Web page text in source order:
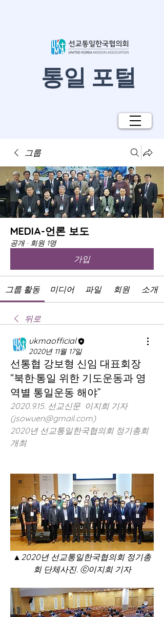
​통일 포털
그룹
MEDIA-언론 보도
공개 · 회원 1명
가입
그룹 활동 미디어 파일 회원 소개
뒤로
ukmaofficial
2020년 11월 17일
선통협 강보형 신임 대표회장
“북한·통일 위한 기도운동과 영
역별 통일운동 해야”
2020.9.15. 선교신문  이지희 기자
(jsowuen@gmail.com)
2020년 선교통일한국협의회 정기총회
개최
▲2020년 선교통일한국협의회 정기총
회 단체사진. ⓒ이지희 기자